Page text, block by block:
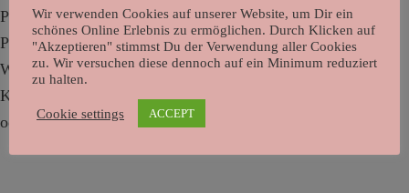
Poster, 2xA4Set Postkarten auf Wildblumen-
PapierCelebration-SetA-Z Tier Poster, A2Sammelbuch +
WundertüteXL VILUBEE SetSponsoring für andere
Kindertageseinrichtungen Es kann dazu auch jeweils eine
oder mehrere Posterleisten in Teak (Holz) bestellt werden.
Wir verwenden Cookies auf unserer Website, um Dir ein
schönes Online Erlebnis zu ermöglichen. Durch Klicken auf
"Akzeptieren" stimmst Du der Verwendung aller Cookies
zu. Wir versuchen diese dennoch auf ein Minimum reduziert
zu halten.
Cookie settings ACCEPT